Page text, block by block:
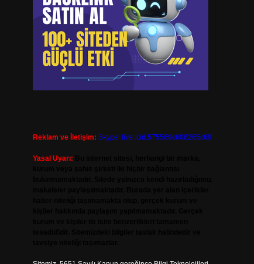
Reklam ve İletişim: Skype: live:.cid.575569c608265c69
Yasal Uyarı: